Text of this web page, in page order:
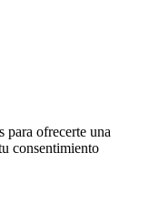
para ofrecerte una
consentimiento